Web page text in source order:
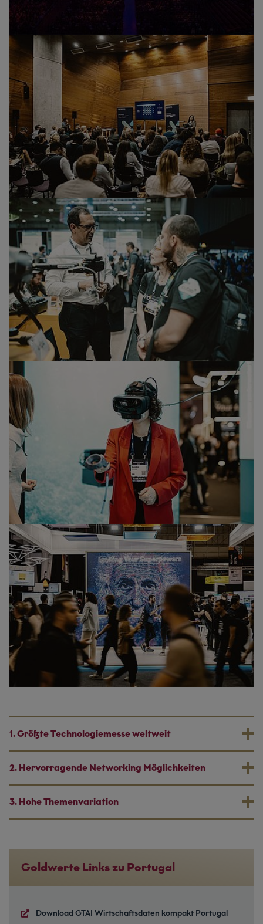
1. Größte Technologiemesse weltweit
2. Hervorragende Networking Möglichkeiten
3. Hohe Themenvariation
Goldwerte Links zu Portugal
Download GTAI Wirtschaftsdaten kompakt Portugal